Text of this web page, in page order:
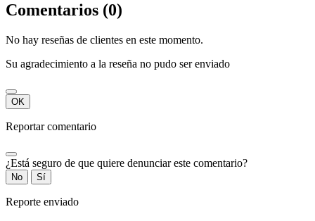
Comentarios (0)
No hay reseñas de clientes en este momento.
Su agradecimiento a la reseña no pudo ser enviado
OK
Reportar comentario
¿Está seguro de que quiere denunciar este comentario?
No Sí
Reporte enviado